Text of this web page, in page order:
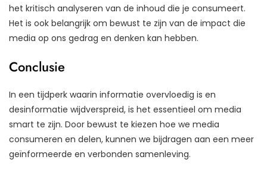
het kritisch analyseren van de inhoud die je consumeert.
Het is ook belangrijk om bewust te zijn van de impact die
media op ons gedrag en denken kan hebben.
Conclusie
In een tijdperk waarin informatie overvloedig is en
desinformatie wijdverspreid, is het essentieel om media
smart te zijn. Door bewust te kiezen hoe we media
consumeren en delen, kunnen we bijdragen aan een meer
geïnformeerde en verbonden samenleving.